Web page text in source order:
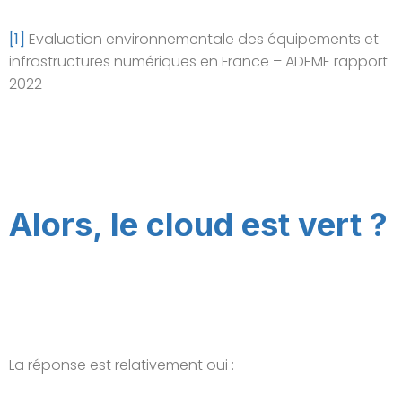
[1] Evaluation environnementale des équipements et
infrastructures numériques en France – ADEME rapport
2022
Alors, le cloud est vert ?
La réponse est relativement oui :